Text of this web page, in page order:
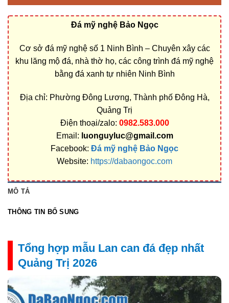
Đá mỹ nghệ Bảo Ngọc
Cơ sở đá mỹ nghệ số 1 Ninh Bình – Chuyên xây các
khu lăng mộ đá, nhà thờ họ, các công trình đá mỹ nghệ
bằng đá xanh tự nhiên Ninh Bình
Địa chỉ: Phường Đông Lương, Thành phố Đông Hà,
Quảng Trị
Điện thoại/zalo: 0982.583.000
Email: luonguyluc@gmail.com
Facebook: Đá mỹ nghệ Bảo Ngọc
Website: https://dabaongoc.com
MÔ TẢ
THÔNG TIN BỔ SUNG
Tổng hợp mẫu Lan can đá đẹp nhất
Quảng Trị 2026